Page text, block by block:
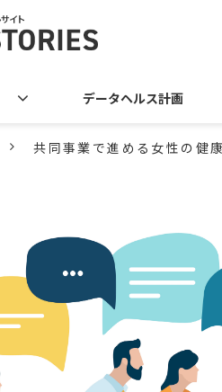
データヘルス計画
共同事業で進める女性の健